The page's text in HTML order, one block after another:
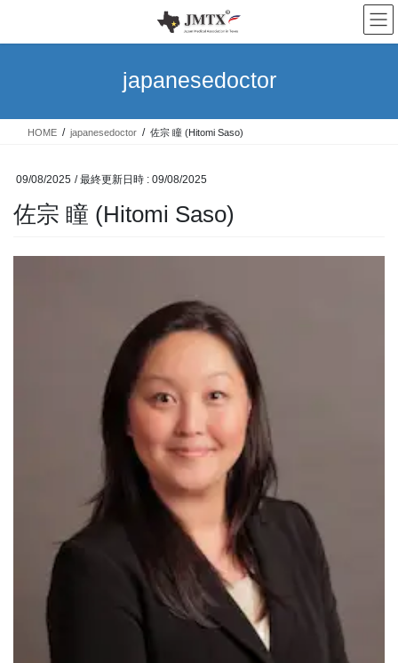
テ
ス
ゲ
ン
japanesedoctor
HOME japanesedoctor 佐宗 瞳 (Hitomi Saso)
09/08/2025 / 最終更新日時 : 09/08/2025
佐宗 瞳 (Hitomi Saso)